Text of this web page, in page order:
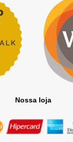
Nossa loja